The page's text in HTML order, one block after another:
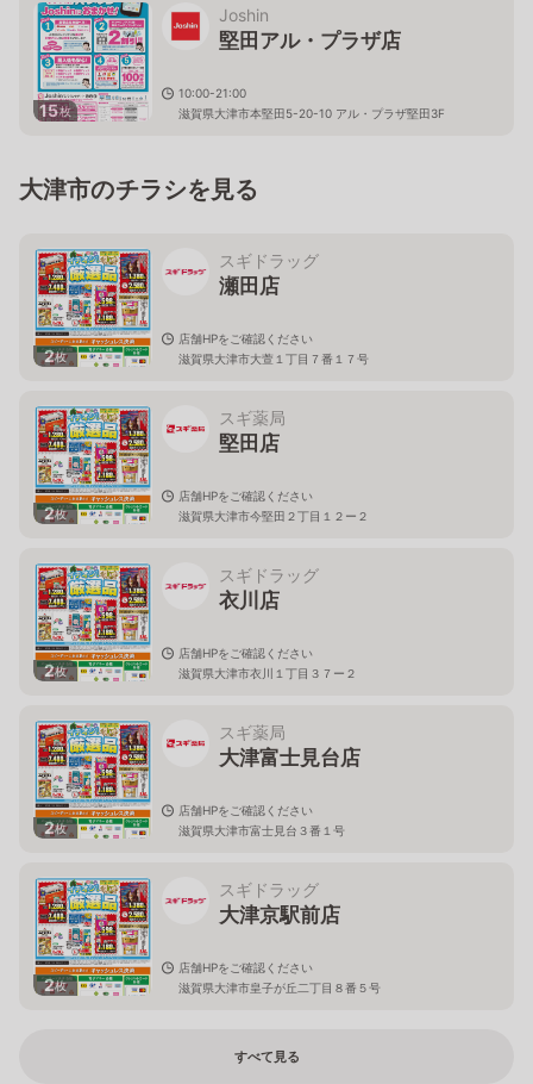
15枚
Joshin
堅田アル・プラザ店
10:00-21:00
滋賀県大津市本堅田5-20-10 アル・プラザ堅田3F
大津市のチラシを見る
2枚
スギドラッグ
瀬田店
店舗HPをご確認ください
滋賀県大津市大萱１丁目７番１７号
2枚
スギ薬局
堅田店
店舗HPをご確認ください
滋賀県大津市今堅田２丁目１２ー２
2枚
スギドラッグ
衣川店
店舗HPをご確認ください
滋賀県大津市衣川１丁目３７ー２
2枚
スギ薬局
大津富士見台店
店舗HPをご確認ください
滋賀県大津市富士見台３番１号
2枚
スギドラッグ
大津京駅前店
店舗HPをご確認ください
滋賀県大津市皇子が丘二丁目８番５号
すべて見る